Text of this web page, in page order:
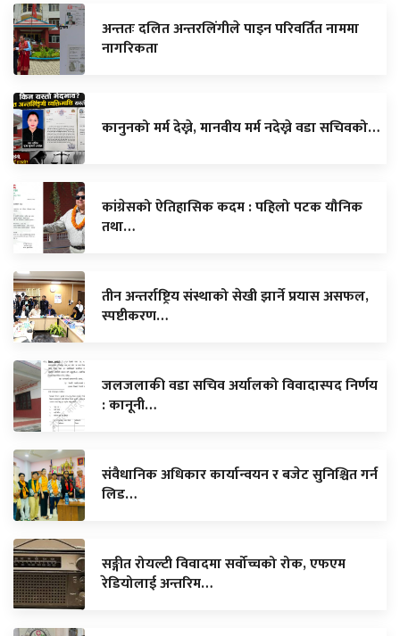
अन्ततः दलित अन्तरलिंगीले पाइन परिवर्तित नाममा
नागरिकता
कानुनको मर्म देख्ने, मानवीय मर्म नदेख्ने वडा सचिवको…
कांग्रेसको ऐतिहासिक कदम : पहिलो पटक यौनिक
तथा…
तीन अन्तर्राष्ट्रिय संस्थाको सेखी झार्ने प्रयास असफल,
स्पष्टीकरण…
जलजलाकी वडा सचिव अर्यालको विवादास्पद निर्णय
: कानूनी…
संवैधानिक अधिकार कार्यान्वयन र बजेट सुनिश्चित गर्न
लिड…
सङ्गीत रोयल्टी विवादमा सर्वोच्चको रोक, एफएम
रेडियोलाई अन्तरिम…